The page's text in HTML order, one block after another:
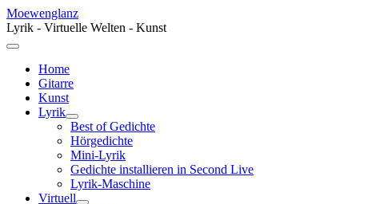
Moewenglanz
Lyrik - Virtuelle Welten - Kunst
Home
Gitarre
Kunst
Lyrik
Best of Gedichte
Hörgedichte
Mini-Lyrik
Gedichte installieren in Second Live
Lyrik-Maschine
Virtuell